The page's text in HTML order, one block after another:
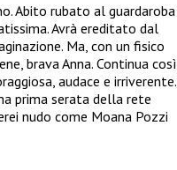
Abito rubato al guardaroba
Avrà ereditato dal
Ma, con un fisico
brava Anna. Continua così
audace e irriverente.
prima serata della rete
nudo come Moana Pozzi